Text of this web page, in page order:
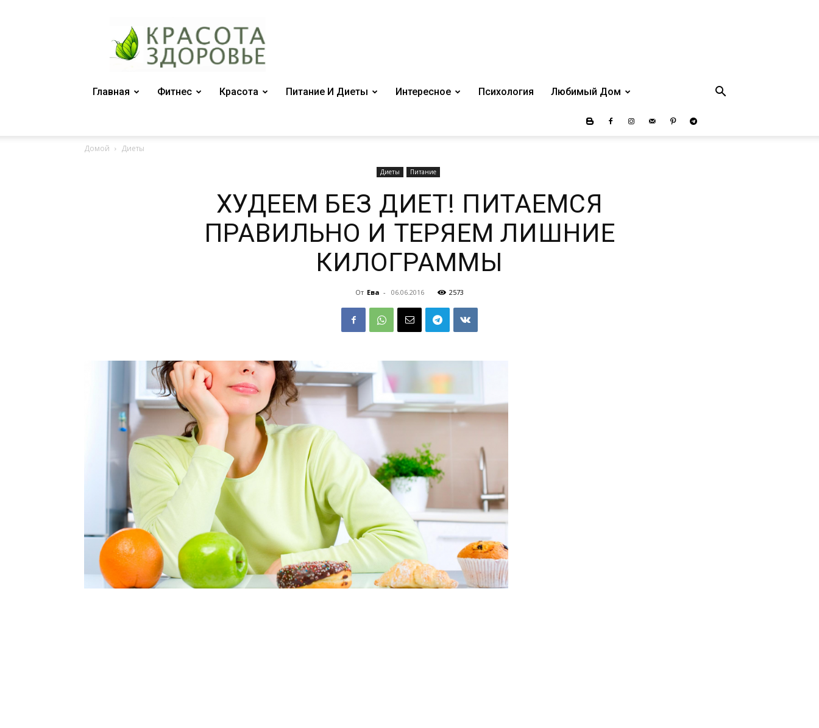
журнал
"Красота
и
Главная
Фитнес Красота Питание И Диеты Интересное Психология Любимый Дом
Домой Диеты
Диеты Питание
ХУДЕЕМ БЕЗ ДИЕТ! ПИТАЕМСЯ
ПРАВИЛЬНО И ТЕРЯЕМ ЛИШНИЕ
КИЛОГРАММЫ
От Ева - 06.06.2016 2573